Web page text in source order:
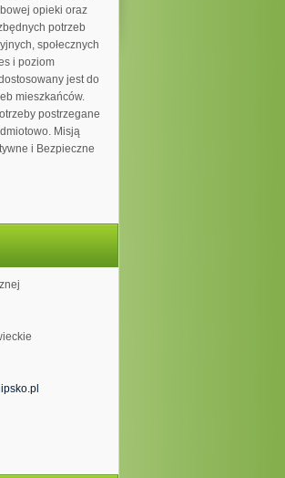
opieki oraz
potrzeb
społecznych
i poziom
jest do
mieszkańców.
postrzegane
Misją
i Bezpieczne